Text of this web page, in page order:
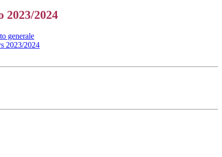
2023/2024
generale
2023/2024